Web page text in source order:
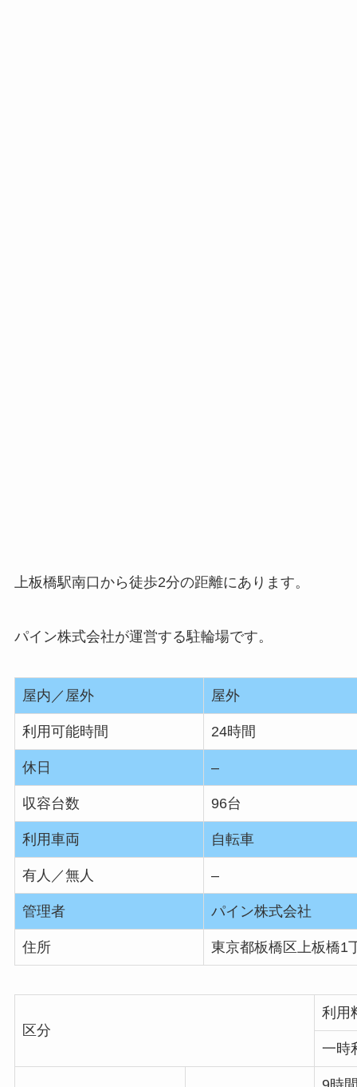
上板橋駅南口から徒歩2分の距離にあります。
パイン株式会社が運営する駐輪場です。
屋内／屋外 屋外
利用可能時間 24時間
休日 –
収容台数 96台
利用車両 自転車
有人／無人 –
管理者 パイン株式会社
住所 東京都板橋区上板橋1
区分
利用
一時